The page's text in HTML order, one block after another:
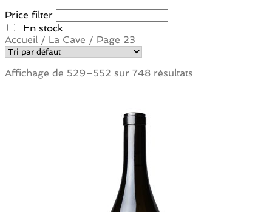
Price filter
En stock
Accueil / La Cave / Page 23
Affichage de 529–552 sur 748 résultats